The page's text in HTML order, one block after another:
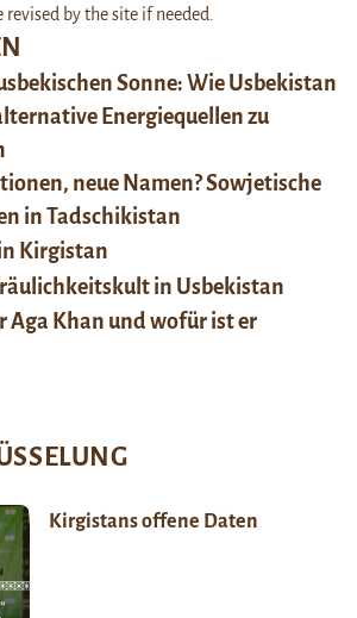
Sonne: Wie Usbekistan
Energiequellen zu
neue Namen? Sowjetische
in Tadschikistan
Kirgistan
in Usbekistan
Aga Khan und wofür ist er
Kirgistans offene Daten
by the site if needed.